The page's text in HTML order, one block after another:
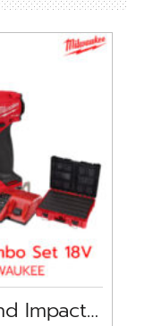
18 Volt Impact Drill and Impact Driver Set M18 Milwaukee